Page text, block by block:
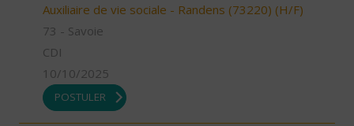
Auxiliaire de vie sociale - Randens (73220) (H/F)
73 - Savoie
CDI
10/10/2025
POSTULER